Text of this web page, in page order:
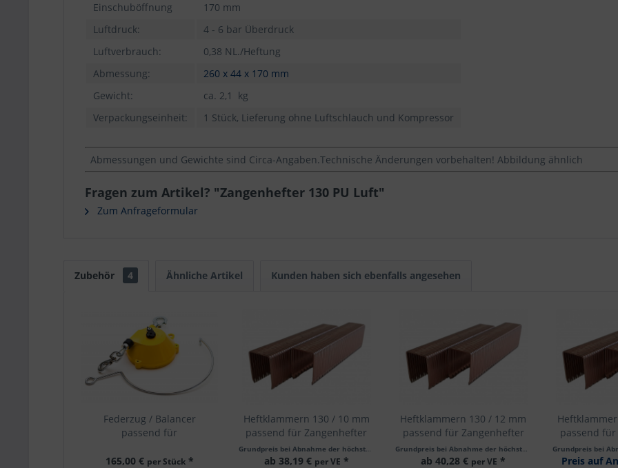
Einschuböffnung
170 mm
Luftdruck:
4 - 6 bar Überdruck
Luftverbrauch:
0,38 NL./Heftung
Abmessung:
260 x 44 x 170 mm
Gewicht:
ca. 2,1 kg
Verpackungseinheit:
1 Stück, Lieferung ohne Luftschlauch und Kompressor
Abmessungen und Gewichte sind Circa-Angaben.Technische Änderungen vorbehalten! Abbildung ähnlich
Fragen zum Artikel? "Zangenhefter 130 PU Luft"
Zum Anfrageformular
Zubehör 4 Ähnliche Artikel Kunden haben sich ebenfalls angesehen
Federzug / Balancer
passend für
Fischbein F + NP7A
165,00 € per Stück*
Heftklammern 130 / 10 mm
passend für Zangenhefter
130 Hand + Luft | 1 VE =
5.000 Stück // MM: 25.000
Grundpreis bei Abnahme der höchsten Staffelmenge 1 VE mit 5000 Stück(7,64 €per VE * / 1000 Stück)
ab 38,19 € per VE *
Heftklammern 130 / 12 mm
passend für Zangenhefter
130 Hand + Luft | 1 VE =
5.000 Stück // MM: 10.000
Grundpreis bei Abnahme der höchsten Staffelmenge 1 VE mit
ab 40,28 € per VE *
passend
130 Hand
Preis auf